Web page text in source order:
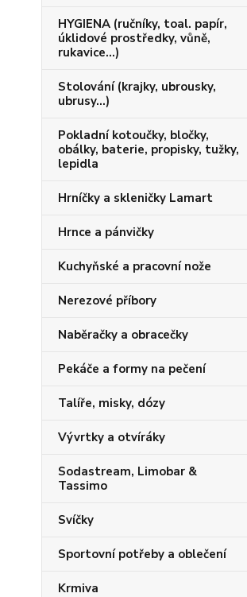
HYGIENA (ručníky, toal. papír,
úklidové prostředky, vůně,
rukavice...)
Stolování (krajky, ubrousky,
ubrusy...)
Pokladní kotoučky, bločky,
obálky, baterie, propisky, tužky,
lepidla
Hrníčky a skleničky Lamart
Hrnce a pánvičky
Kuchyňské a pracovní nože
Nerezové příbory
Naběračky a obracečky
Pekáče a formy na pečení
Talíře, misky, dózy
Vývrtky a otvíráky
Sodastream, Limobar &
Tassimo
Svíčky
Sportovní potřeby a oblečení
Krmiva